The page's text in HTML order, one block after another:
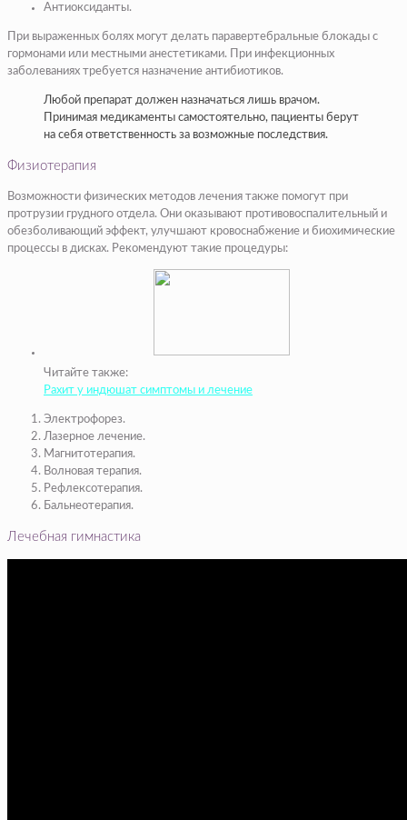
Антиоксиданты.
При выраженных болях могут делать паравертебральные блокады с
гормонами или местными анестетиками. При инфекционных
заболеваниях требуется назначение антибиотиков.
Любой препарат должен назначаться лишь врачом.
Принимая медикаменты самостоятельно, пациенты берут
на себя ответственность за возможные последствия.
Физиотерапия
Возможности физических методов лечения также помогут при
протрузии грудного отдела. Они оказывают противовоспалительный и
обезболивающий эффект, улучшают кровоснабжение и биохимические
процессы в дисках. Рекомендуют такие процедуры:
Читайте также:
Рахит у индюшат симптомы и лечение
Электрофорез.
Лазерное лечение.
Магнитотерапия.
Волновая терапия.
Рефлексотерапия.
Бальнеотерапия.
Лечебная гимнастика